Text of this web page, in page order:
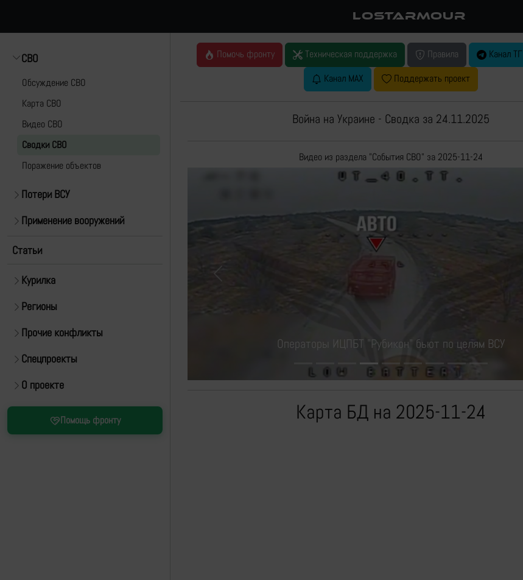
LOSTARMOUR
СВО
Обсуждение СВО
Карта СВО
Видео СВО
Cводки СВО
Поражение объектов
Потери ВСУ
Применение вооружений
Статьи
Курилка
Регионы
Прочие конфликты
Спецпроекты
О проекте
Помощь фронту
Помочь фронту Техническая поддержка Правила Канал ТГ
Канал MAX
Поддержать проект
Война на Украине - Сводка за 24.11.2025
Видео из раздела "События СВО" за 2025-11-24
Операторы ИЦПБТ "Рубикон" бьют по целям ВСУ
Карта БД на 2025-11-24